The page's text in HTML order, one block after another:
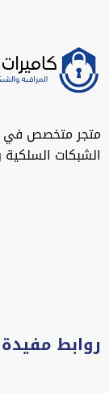
متجر متخصص في
الشبكات السلكية
روابط مفيدة